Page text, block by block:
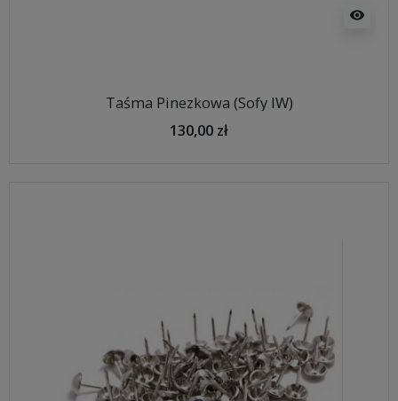
visibility
Taśma Pinezkowa (Sofy IW)
130,00 zł